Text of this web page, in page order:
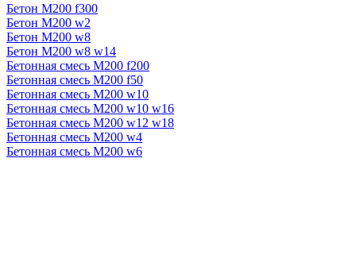
Бетон М200 f300
Бетон М200 w2
Бетон М200 w8
Бетон М200 w8 w14
Бетонная смесь М200 f200
Бетонная смесь М200 f50
Бетонная смесь М200 w10
Бетонная смесь М200 w10 w16
Бетонная смесь М200 w12 w18
Бетонная смесь М200 w4
Бетонная смесь М200 w6